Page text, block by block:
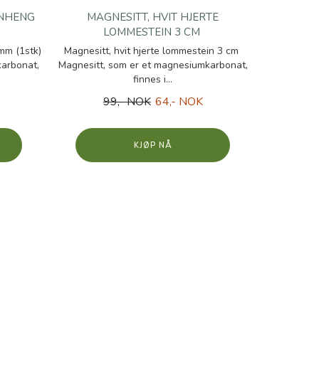
(1stk)
MAGNESITT, HVIT HJERTE
LOMMESTEIN 3 CM
Magnesitt, hvit hjerte lommestein 3 cm
Magnesitt, som er et magnesiumkarbonat,
finnes i...
99,- NOK 64,- NOK
KJØP